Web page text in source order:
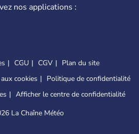
nos applications :
CGU CGV
Plan du site
cookies
Politique de confidentialité
Afficher le centre de confidentialité
La Chaîne Météo